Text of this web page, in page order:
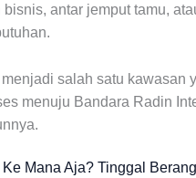
bisnis, antar jemput tamu,
salah satu kawasan
menuju Bandara Radin
Ke Mana Aja? Tinggal